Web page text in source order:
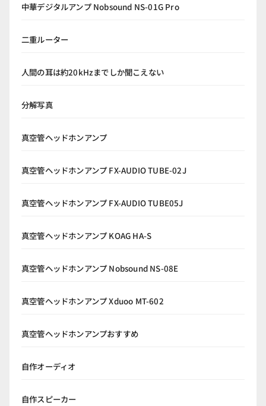
中華デジタルアンプ Nobsound NS-01G Pro
二重ルーター
人間の耳は約20kHzまでしか聞こえない
分解写真
真空管ヘッドホンアンプ
真空管ヘッドホンアンプ FX-AUDIO TUBE-02J
真空管ヘッドホンアンプ FX-AUDIO TUBE05J
真空管ヘッドホンアンプ KOAG HA-S
真空管ヘッドホンアンプ Nobsound NS-08E
真空管ヘッドホンアンプ Xduoo MT-602
真空管ヘッドホンアンプおすすめ
自作オーディオ
自作スピーカー